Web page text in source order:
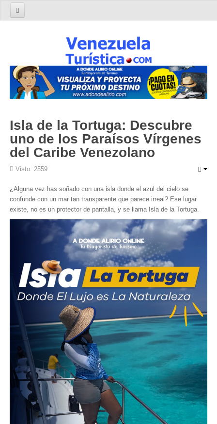
Turismo en Venezuela
Parques Nacionales de Venezuela
Parque Nacional Archipiélago Los Roques
Parque Nacional Canaima
Parque Nacional Henri Pittier y Choroní
Parque Nacional La Cueva del Guácharo
Parque Nacional Laguna de Tacarigua
Parque Nacional Los Médanos de Coro
Parque Nacional Mochima
Parque Nacional Morrocoy
Parque Nacional Sierra Nevada
Parque Nacional Cinaruco-Capanaparo
Parque Nacional Parima-Tapirapeco
Parque Nacional Jaua-Sarisariñama
Ecoturismo en Venezuela
Montañas y Llanos
Zona Costera Venezolana
Amazonas
Barlovento
Delta Amacuro
Estado Sucre
La Colonia Tovar
La Gran Sabana
Isla de la Tortuga: Descubre
uno de los Paraísos Vírgenes
del Caribe Venezolano
Visto: 2559
¿Alguna vez has soñado con una isla donde el azul del cielo se
confunde con un mar tan transparente que parece irreal? Ese lugar
existe, no es un protector de pantalla, y se llama Isla de la Tortuga.